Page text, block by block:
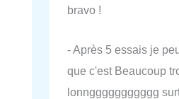
bravo !
- Après 5 essais je
que c'est Beaucoup
lonnggggggggggg